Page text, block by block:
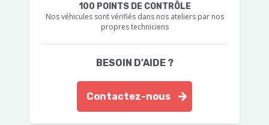
100 POINTS DE CONTRÔLE
Nos véhicules sont vérifiés dans nos ateliers par nos
propres techniciens
BESOIN D'AIDE ?
Contactez-nous